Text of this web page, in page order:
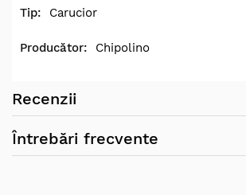
Contraindicat copiilor mai mici de 3
Carucior
Chipolino
Recenzii
Întrebări frecvente